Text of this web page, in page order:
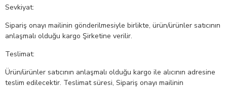
Sevkiyat:
Sipariş onayı mailinin gönderilmesiyle birlikte, ürün/ürünler satıcının
anlaşmalı olduğu kargo Şirketine verilir.
Teslimat:
Ürün/ürünler satıcının anlaşmalı olduğu kargo ile alıcının adresine
teslim edilecektir. Teslimat süresi, Sipariş onayı mailinin